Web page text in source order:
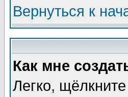
Вернуться к
Как мне
Легко,